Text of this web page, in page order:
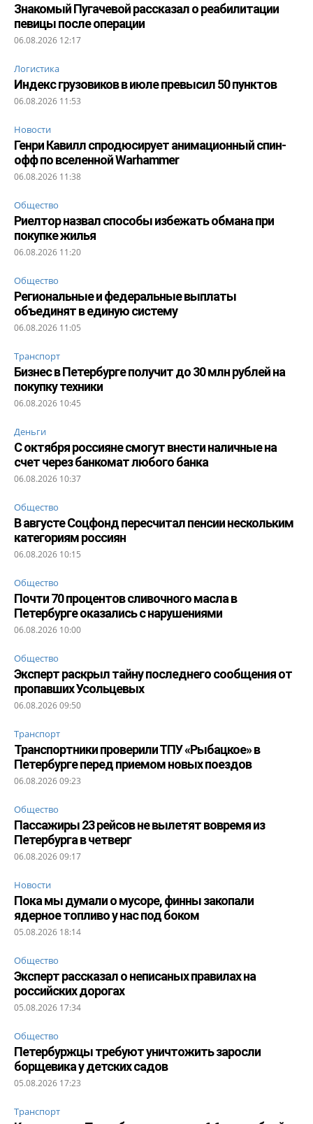
Знакомый Пугачевой рассказал о реабилитации
певицы после операции
06.08.2026 12:17
Логистика
Индекс грузовиков в июле превысил 50 пунктов
06.08.2026 11:53
Новости
Генри Кавилл спродюсирует анимационный спин-
офф по вселенной Warhammer
06.08.2026 11:38
Общество
Риелтор назвал способы избежать обмана при
покупке жилья
06.08.2026 11:20
Общество
Региональные и федеральные выплаты
объединят в единую систему
06.08.2026 11:05
Транспорт
Бизнес в Петербурге получит до 30 млн рублей на
покупку техники
06.08.2026 10:45
Деньги
С октября россияне смогут внести наличные на
счет через банкомат любого банка
06.08.2026 10:37
Общество
В августе Соцфонд пересчитал пенсии нескольким
категориям россиян
06.08.2026 10:15
Общество
Почти 70 процентов сливочного масла в
Петербурге оказались с нарушениями
06.08.2026 10:00
Общество
Эксперт раскрыл тайну последнего сообщения от
пропавших Усольцевых
06.08.2026 09:50
Транспорт
Транспортники проверили ТПУ «Рыбацкое» в
Петербурге перед приемом новых поездов
06.08.2026 09:23
Общество
Пассажиры 23 рейсов не вылетят вовремя из
Петербурга в четверг
06.08.2026 09:17
Новости
Пока мы думали о мусоре, финны закопали
ядерное топливо у нас под боком
05.08.2026 18:14
Общество
Эксперт рассказал о неписаных правилах на
российских дорогах
05.08.2026 17:34
Общество
Петербуржцы требуют уничтожить заросли
борщевика у детских садов
05.08.2026 17:23
Транспорт